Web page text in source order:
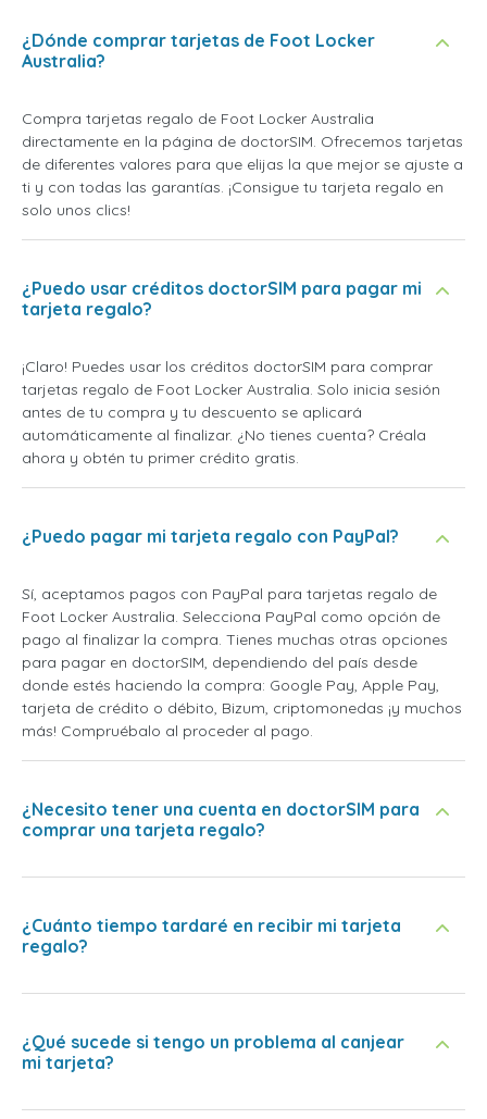
¿Dónde comprar tarjetas de Foot Locker
Australia?
Compra tarjetas regalo de Foot Locker Australia
directamente en la página de doctorSIM. Ofrecemos tarjetas
de diferentes valores para que elijas la que mejor se ajuste a
ti y con todas las garantías. ¡Consigue tu tarjeta regalo en
solo unos clics!
¿Puedo usar créditos doctorSIM para pagar mi
tarjeta regalo?
¡Claro! Puedes usar los créditos doctorSIM para comprar
tarjetas regalo de Foot Locker Australia. Solo inicia sesión
antes de tu compra y tu descuento se aplicará
automáticamente al finalizar. ¿No tienes cuenta? Créala
ahora y obtén tu primer crédito gratis.
¿Puedo pagar mi tarjeta regalo con PayPal?
Sí, aceptamos pagos con PayPal para tarjetas regalo de
Foot Locker Australia. Selecciona PayPal como opción de
pago al finalizar la compra. Tienes muchas otras opciones
para pagar en doctorSIM, dependiendo del país desde
donde estés haciendo la compra: Google Pay, Apple Pay,
tarjeta de crédito o débito, Bizum, criptomonedas ¡y muchos
más! Compruébalo al proceder al pago.
¿Necesito tener una cuenta en doctorSIM para
comprar una tarjeta regalo?
¿Cuánto tiempo tardaré en recibir mi tarjeta
regalo?
¿Qué sucede si tengo un problema al canjear
mi tarjeta?